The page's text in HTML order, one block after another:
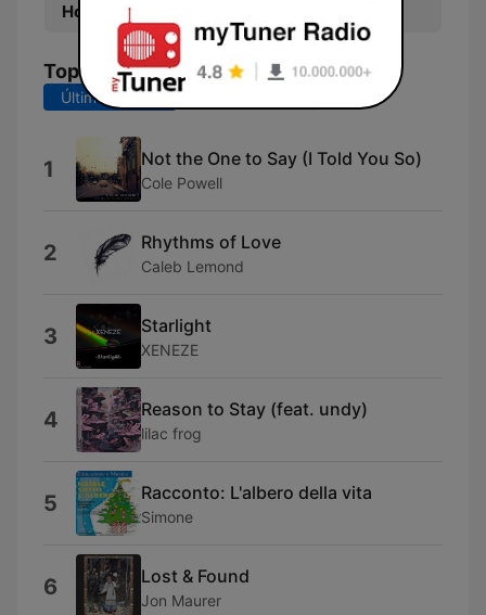
Hora
Top Canciones
Últimos 7 días
1 Not the One to Say (I Told You So)
Cole Powell
2 Rhythms of Love
Caleb Lemond
3 Starlight
XENEZE
4 Reason to Stay (feat. undy)
lilac frog
5 Racconto: L'albero della vita
Simone
6 Lost & Found
Jon Maurer